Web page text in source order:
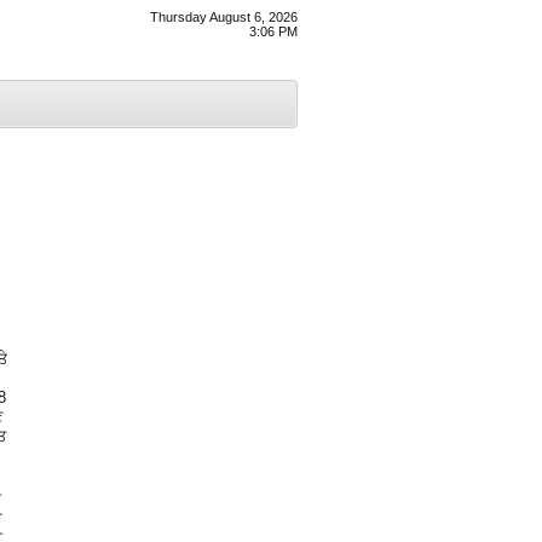
Thursday August 6, 2026
3:06 PM